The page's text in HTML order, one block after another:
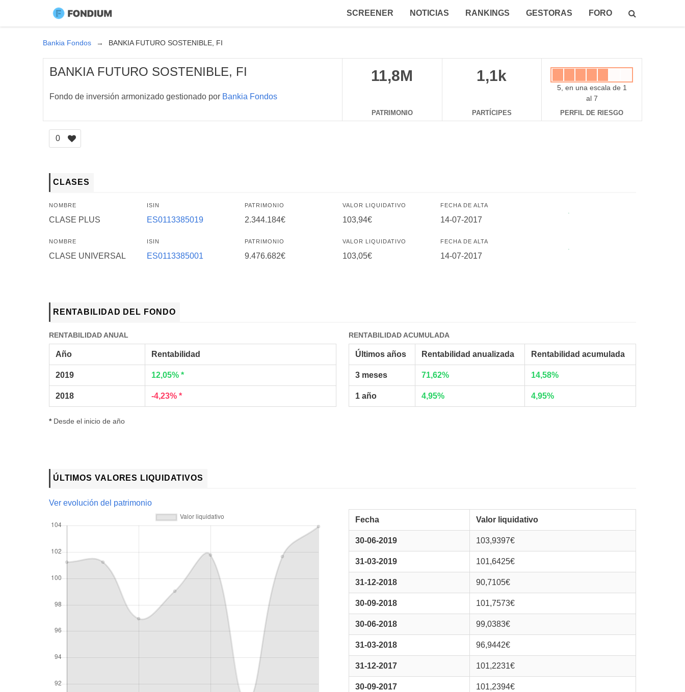
SCREENER NOTICIAS RANKINGS GESTORAS FORO
Bankia Fondos BANKIA FUTURO SOSTENIBLE, FI
BANKIA FUTURO SOSTENIBLE, FI
Fondo de inversión armonizado gestionado por Bankia Fondos
11,8M
PATRIMONIO
1,1k
PARTÍCIPES
5, en una escala de 1
al 7
PERFIL DE RIESGO
0
CLASES
NOMBRE
CLASE PLUS
ISIN
ES0113385019
PATRIMONIO
2.344.184€
VALOR LIQUIDATIVO
103,94€
FECHA DE ALTA
14-07-2017
NOMBRE
CLASE UNIVERSAL
ISIN
ES0113385001
PATRIMONIO
9.476.682€
VALOR LIQUIDATIVO
103,05€
FECHA DE ALTA
14-07-2017
RENTABILIDAD DEL FONDO
RENTABILIDAD ANUAL
Año Rentabilidad
2019 12,05% *
2018 -4,23% *
*Desde el inicio de año
RENTABILIDAD ACUMULADA
Últimos años Rentabilidad anualizada Rentabilidad acumulada
3 meses 71,62% 14,58%
1 año 4,95% 4,95%
ÚLTIMOS VALORES LIQUIDATIVOS
Ver evolución del patrimonio
Fecha
Valor liquidativo
30-06-2019 103,9397€
31-03-2019 101,6425€
31-12-2018 90,7105€
30-09-2018 101,7573€
30-06-2018 99,0383€
31-03-2018 96,9442€
31-12-2017 101,2231€
30-09-2017 101,2394€